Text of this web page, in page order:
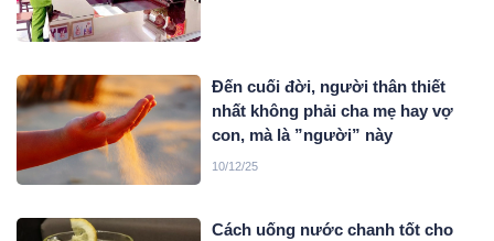
Đến cuối đời, người thân thiết
nhất không phải cha mẹ hay vợ
con, mà là ”người” này
10/12/25
Cách uống nước chanh tốt cho